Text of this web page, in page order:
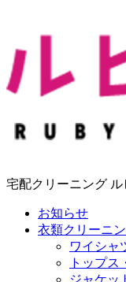
宅配クリーニング ル
お知らせ
衣類クリーニ
ワイシャ
トップス
ジャケッ